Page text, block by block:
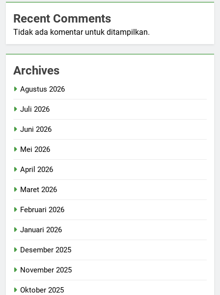
Recent Comments
Tidak ada komentar untuk ditampilkan.
Archives
Agustus 2026
Juli 2026
Juni 2026
Mei 2026
April 2026
Maret 2026
Februari 2026
Januari 2026
Desember 2025
November 2025
Oktober 2025